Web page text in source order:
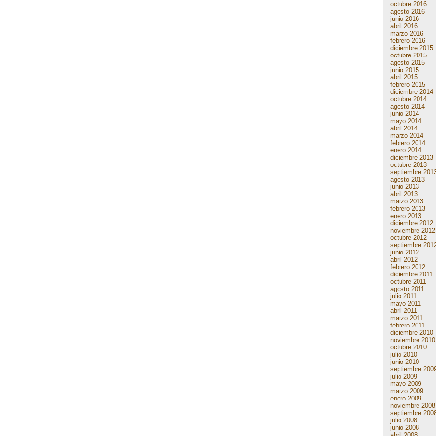
octubre 2016
agosto 2016
junio 2016
abril 2016
marzo 2016
febrero 2016
diciembre 2015
octubre 2015
agosto 2015
junio 2015
abril 2015
febrero 2015
diciembre 2014
octubre 2014
agosto 2014
junio 2014
mayo 2014
abril 2014
marzo 2014
febrero 2014
enero 2014
diciembre 2013
octubre 2013
septiembre
agosto 2013
junio 2013
abril 2013
marzo 2013
febrero 2013
enero 2013
diciembre 2012
noviembre 2012
octubre 2012
septiembre
junio 2012
abril 2012
febrero 2012
diciembre 2011
octubre 2011
agosto 2011
julio 2011
mayo 2011
abril 2011
marzo 2011
febrero 2011
diciembre 2010
noviembre 2010
octubre 2010
julio 2010
junio 2010
septiembre
julio 2009
mayo 2009
marzo 2009
enero 2009
noviembre 2008
septiembre
julio 2008
junio 2008
abril 2008